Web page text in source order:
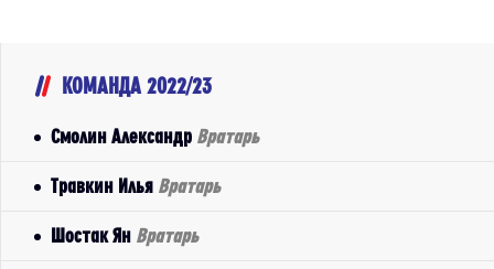
КОМАНДА 2022/23
Смолин Александр Вратарь
Травкин Илья Вратарь
Шостак Ян Вратарь